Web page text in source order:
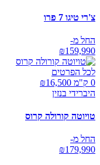
צ'רי טיגו 7 פרו
החל מ-
₪159,990
לכל הפרטים
0 ק"מ ₪
16,500
היברידי בנזין
טויוטה קורולה קרוס
החל מ-
₪179,990